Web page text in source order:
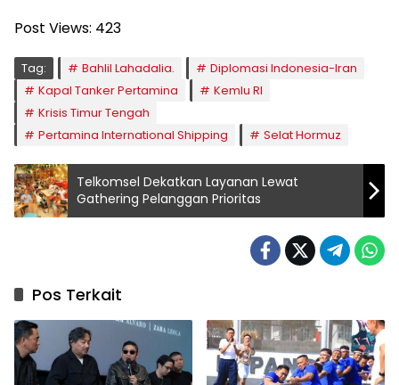
Post Views: 423
Tag: Bahlil Lahadalia.
Diplomasi Indonesia-Iran
Kapal Tanker Pertamina
Kemlu RI
Krisis Timur Tengah
Pertamina International Shipping
Selat Hormuz
Telkomsel Dekatkan Layanan Lewat
Gathering Pelanggan Prioritas
Pos Terkait